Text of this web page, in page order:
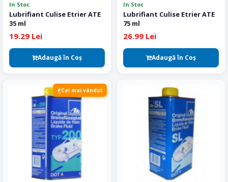
In Stoc
Lubrifiant Culise Etrier ATE
35 ml
19.29 Lei
Adaugă în Coş
In Stoc
Lubrifiant Culise Etrier ATE
75 ml
26.99 Lei
Adaugă în Coş
Cel mai vândut